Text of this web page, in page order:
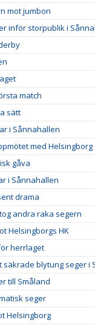
mot jumbon
inför storpublik i
match
sätt
i Sånnahallen
med Helsingborg
gåva
i Sånnahallen
drama
andra raka segern
Helsingborgs HK
herrlaget
blytung seger i
till Småland
seger
Helsingborg